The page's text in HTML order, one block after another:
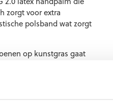
zorgt voor extra
polsband wat zorgt
op kunstgras gaat